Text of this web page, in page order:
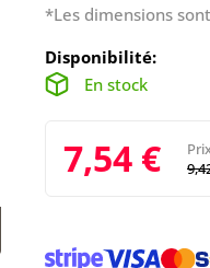
*Les dimensions
Disponibilité:
En stock
7,54 €